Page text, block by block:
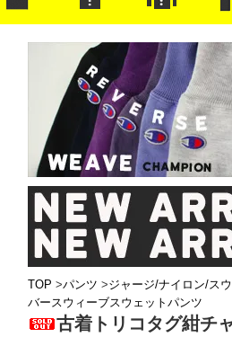
ーカー
リントTシャツ
ンド/ツアー
ャラクター
adidas/スポーツ
ャンピオン
ーフ/スケート
ーダー/総柄/無地
ットボール/リンガー
ンクトップ/NBA・ポロシャツ
・半袖シャツ
・アロハ/サーフ/ボーリング
・ラルフ/ブランド
・無地/チェック/ストラ
・ワーク/ミリタリー/ウ
・ネル/ウール ・ショ
・アウ
・ジー
・
・ミリ
・コー
・コッ
・オー
・ジャ
ン
TOP >パンツ >ジャージ/ナイロン/ス
バースウィーブスウェットパンツ
古着トリコタグ紺チ